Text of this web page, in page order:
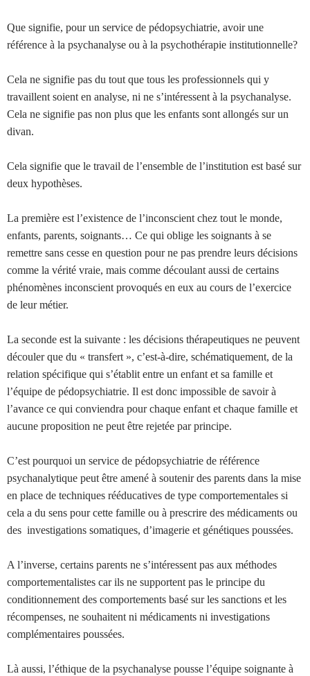
Que signifie, pour un service de pédopsychiatrie, avoir une
référence à la psychanalyse ou à la psychothérapie institutionnelle?
Cela ne signifie pas du tout que tous les professionnels qui y
travaillent soient en analyse, ni ne s’intéressent à la psychanalyse.
Cela ne signifie pas non plus que les enfants sont allongés sur un
divan.
Cela signifie que le travail de l’ensemble de l’institution est basé sur
deux hypothèses.
La première est l’existence de l’inconscient chez tout le monde,
enfants, parents, soignants… Ce qui oblige les soignants à se
remettre sans cesse en question pour ne pas prendre leurs décisions
comme la vérité vraie, mais comme découlant aussi de certains
phénomènes inconscient provoqués en eux au cours de l’exercice
de leur métier.
La seconde est la suivante : les décisions thérapeutiques ne peuvent
découler que du « transfert », c’est-à-dire, schématiquement, de la
relation spécifique qui s’établit entre un enfant et sa famille et
l’équipe de pédopsychiatrie. Il est donc impossible de savoir à
l’avance ce qui conviendra pour chaque enfant et chaque famille et
aucune proposition ne peut être rejetée par principe.
C’est pourquoi un service de pédopsychiatrie de référence
psychanalytique peut être amené à soutenir des parents dans la mise
en place de techniques rééducatives de type comportementales si
cela a du sens pour cette famille ou à prescrire des médicaments ou
des investigations somatiques, d’imagerie et génétiques poussées.
A l’inverse, certains parents ne s’intéressent pas aux méthodes
comportementalistes car ils ne supportent pas le principe du
conditionnement des comportements basé sur les sanctions et les
récompenses, ne souhaitent ni médicaments ni investigations
complémentaires poussées.
Là aussi, l’éthique de la psychanalyse pousse l’équipe soignante à